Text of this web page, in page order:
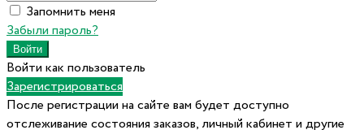
Запомнить меня
Забыли пароль?
Войти как пользователь
Зарегистрироваться
После регистрации на сайте вам будет доступно
отслеживание состояния заказов, личный кабинет и другие